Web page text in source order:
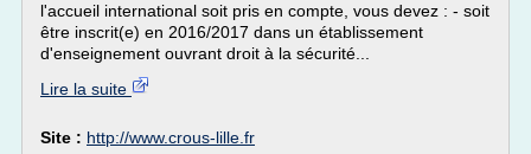
l'accueil international soit pris en compte, vous devez : - soit
être inscrit(e) en 2016/2017 dans un établissement
d'enseignement ouvrant droit à la sécurité...
Lire la suite
Site : http://www.crous-lille.fr